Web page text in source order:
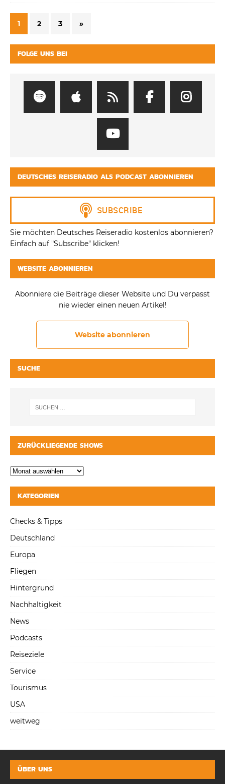
1 2 3 »
FOLGE UNS BEI
DEUTSCHES REISERADIO ALS PODCAST ABONNIEREN
Sie möchten Deutsches Reiseradio kostenlos abonnieren?
Einfach auf "Subscribe" klicken!
WEBSITE ABONNIEREN
Abonniere die Beiträge dieser Website und Du verpasst
nie wieder einen neuen Artikel!
Website abonnieren
SUCHE
ZURÜCKLIEGENDE SHOWS
KATEGORIEN
Checks & Tipps
Deutschland
Europa
Fliegen
Hintergrund
Nachhaltigkeit
News
Podcasts
Reiseziele
Service
Tourismus
USA
weitweg
ÜBER UNS